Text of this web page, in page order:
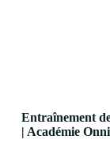
Entraînement
| Académie